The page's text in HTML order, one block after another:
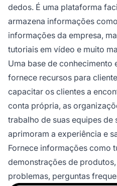
dedos. É uma plataforma
armazena informações
informações da empresa,
tutoriais em vídeo e muito
Uma base de conhecimento
fornece recursos para
capacitar os clientes a
conta própria, as
trabalho de suas equipes de
aprimoram a experiência e
Fornece informações como
demonstrações de
problemas, perguntas